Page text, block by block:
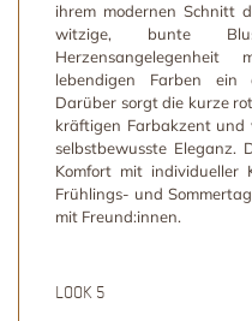
ihrem modernen Schnitt
witzige, bunte
lebendigen Farben ein
Darüber sorgt die kurze
kräftigen Farbakzent
selbstbewusste Eleganz.
Komfort mit
Frühlings- und
mit Freund:innen.
LOOK 5